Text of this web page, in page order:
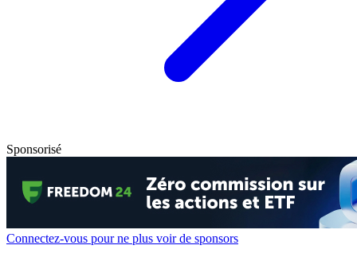
Sponsorisé
Connectez-vous pour ne plus voir de sponsors